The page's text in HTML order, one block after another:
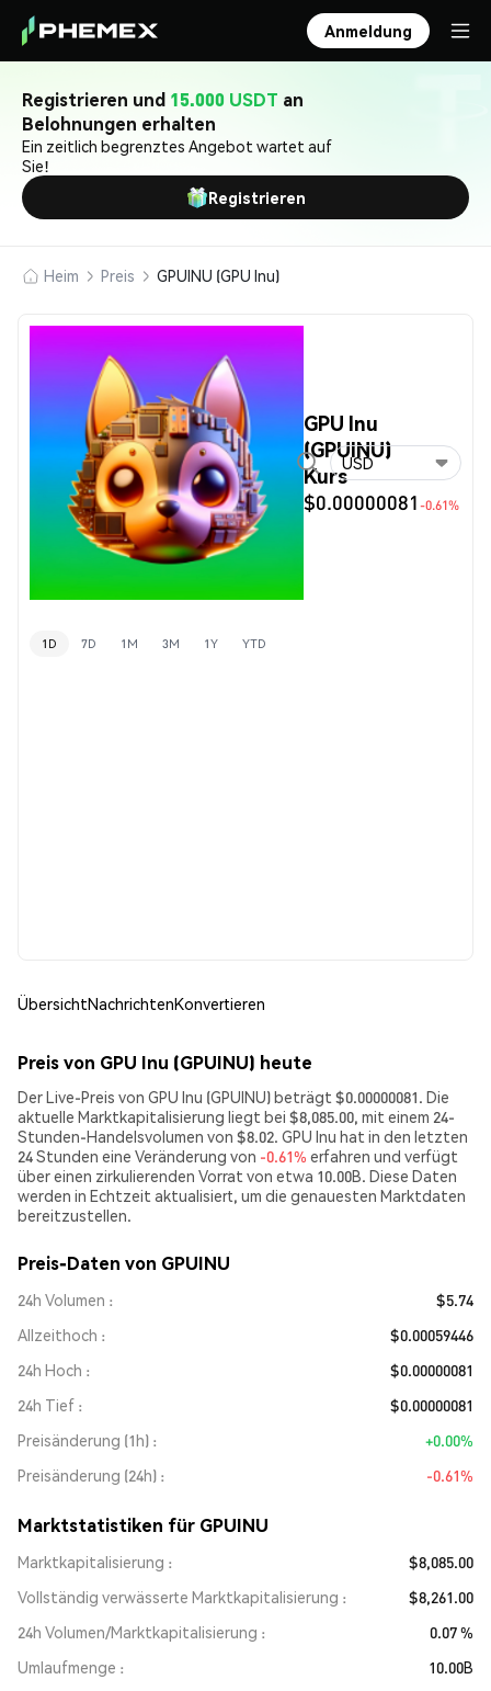
Anmeldung
Registrieren und 15.000 USDT an
Belohnungen erhalten
Ein zeitlich begrenztes Angebot wartet auf
Sie!
Registrieren
Heim Preis GPUINU (GPU Inu)
GPU Inu
(GPUINU)
Kurs
$0.00000081 -0.61%
USD
1D 7D 1M 3M 1Y YTD
ÜbersichtNachrichtenKonvertieren
Preis von GPU Inu (GPUINU) heute
Der Live-Preis von GPU Inu (GPUINU) beträgt $0.00000081. Die
aktuelle Marktkapitalisierung liegt bei $8,085.00, mit einem 24-
Stunden-Handelsvolumen von $8.02. GPU Inu hat in den letzten
24 Stunden eine Veränderung von -0.61% erfahren und verfügt
über einen zirkulierenden Vorrat von etwa 10.00B. Diese Daten
werden in Echtzeit aktualisiert, um die genauesten Marktdaten
bereitzustellen.
Preis-Daten von GPUINU
24h Volumen
$5.74
Allzeithoch
$0.00059446
24h Hoch
$0.00000081
24h Tief
$0.00000081
Preisänderung (1h)
+0.00%
Preisänderung (24h)
-0.61%
Marktstatistiken für GPUINU
Marktkapitalisierung
$8,085.00
Vollständig verwässerte Marktkapitalisierung
$8,261.00
24h Volumen/Marktkapitalisierung
0.07 %
Umlaufmenge
10.00B